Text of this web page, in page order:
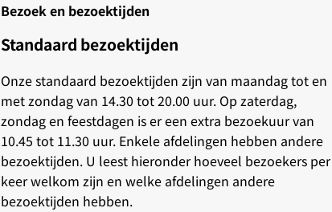
Bezoek en bezoektijden
Standaard bezoektijden
Onze standaard bezoektijden zijn van maandag tot en
met zondag van 14.30 tot 20.00 uur. Op zaterdag,
zondag en feestdagen is er een extra bezoekuur van
10.45 tot 11.30 uur. Enkele afdelingen hebben andere
bezoektijden. U leest hieronder hoeveel bezoekers per
keer welkom zijn en welke afdelingen andere
bezoektijden hebben.